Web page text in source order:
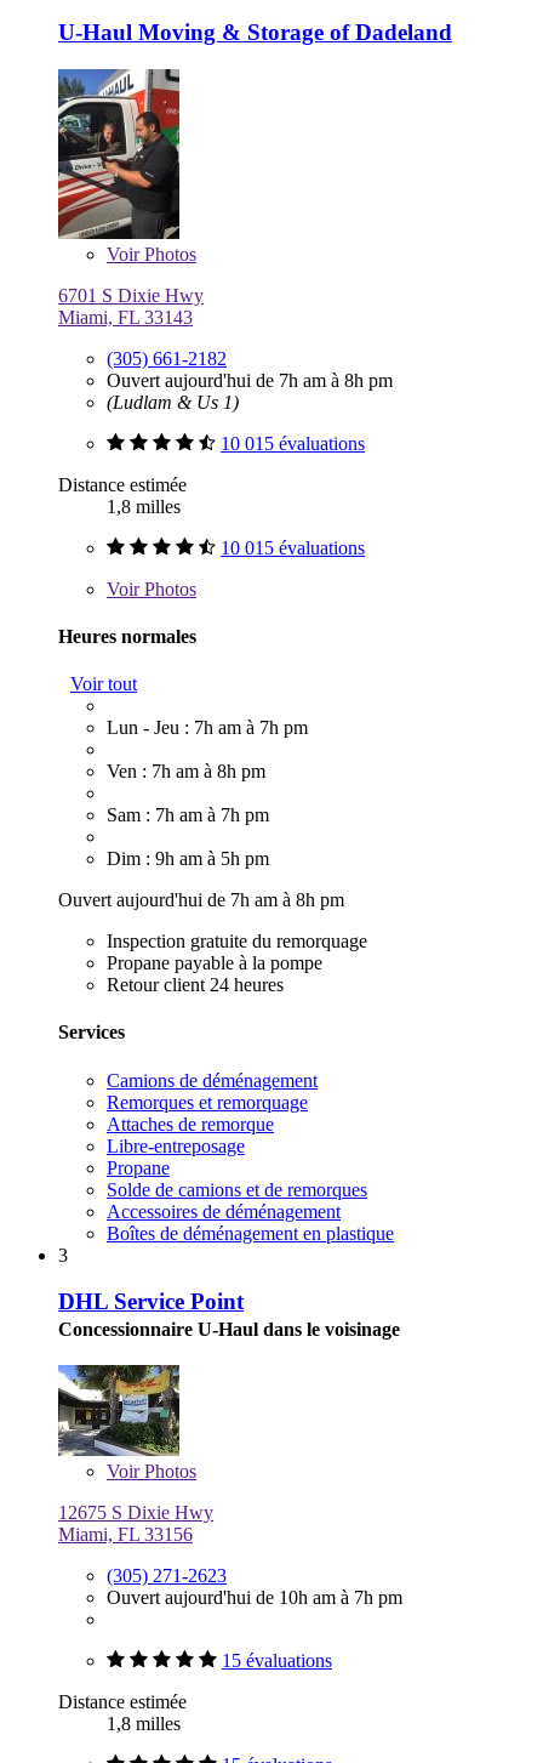
U-Haul Moving & Storage of Dadeland
VoirPhotos
6701 S Dixie Hwy
Miami, FL 33143
(305) 661-2182
Ouvert aujourd'hui de 7h am à 8h pm
(Ludlam & Us 1)
10 015 évaluations
Distance estimée
1,8 milles
10 015 évaluations
VoirPhotos
Heures normales
Voir tout
Lun - Jeu : 7h am à 7h pm
Ven : 7h am à 8h pm
Sam : 7h am à 7h pm
Dim : 9h am à 5h pm
Ouvert aujourd'hui de 7h am à 8h pm
Inspection gratuite du remorquage
Propane payable à la pompe
Retour client 24 heures
Services
Camions de déménagement
Remorques et remorquage
Attaches de remorque
Libre-entreposage
Propane
Solde de camions et de remorques
Accessoires de déménagement
Boîtes de déménagement en plastique
3
DHL Service Point
Concessionnaire U-Haul dans le voisinage
VoirPhotos
12675 S Dixie Hwy
Miami, FL 33156
(305) 271-2623
Ouvert aujourd'hui de 10h am à 7h pm
15 évaluations
Distance estimée
1,8 milles